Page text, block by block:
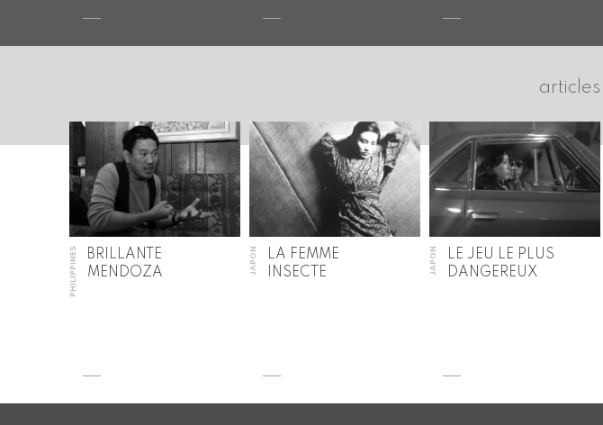
articles
PHILIPPINES
BRILLANTE
MENDOZA
JAPON
LA FEMME
INSECTE
JAPON
LE JEU LE PLUS
DANGEREUX